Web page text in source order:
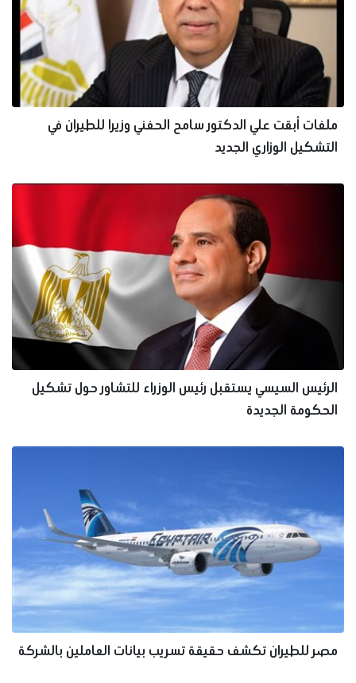
ملفات أبقت علي الدكتور سامح الحفني وزيرا للطيران في
التشكيل الوزاري الجديد
الرئيس السيسي يستقبل رئيس الوزراء للتشاور حول تشكيل
الحكومة الجديدة
مصر للطيران تكشف حقيقة تسريب بيانات العاملين بالشركة